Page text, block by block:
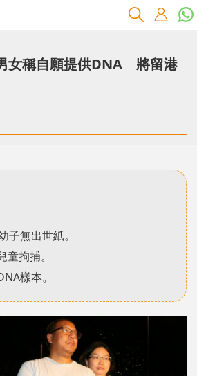
女稱自願提供DNA 將留港
子無出世紙。
拘捕。
樣本。